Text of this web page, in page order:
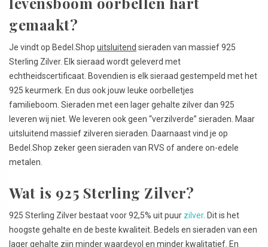
gemaakt?
Je vindt op Bedel.Shop uitsluitend sieraden van massief 925
Sterling Zilver. Elk sieraad wordt geleverd met
echtheidscertificaat. Bovendien is elk sieraad gestempeld met het
925 keurmerk. En dus ook jouw leuke oorbelletjes
familieboom. Sieraden met een lager gehalte zilver dan 925
leveren wij niet. We leveren ook geen “verzilverde” sieraden. Maar
uitsluitend massief zilveren sieraden. Daarnaast vind je op
Bedel.Shop zeker geen sieraden van RVS of andere on-edele
metalen.
Wat is 925 Sterling Zilver?
925 Sterling Zilver bestaat voor 92,5% uit puur zilver. Dit is het
hoogste gehalte en de beste kwaliteit. Bedels en sieraden van een
lager gehalte zijn minder waardevol en minder kwalitatief. En